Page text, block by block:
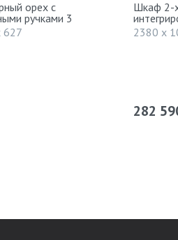
орех с
ручками 3
627
Шкаф 2-
2380 x
282